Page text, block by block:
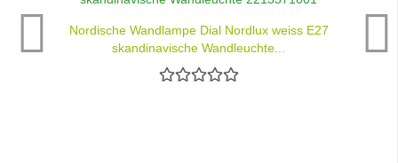
Nordische Wandlampe Dial Nordlux weiss E27
skandinavische Wandleuchte...